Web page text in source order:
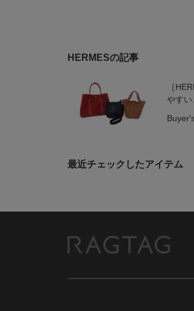
HERMESの記事
［
やすい
最近チェックしたアイテム